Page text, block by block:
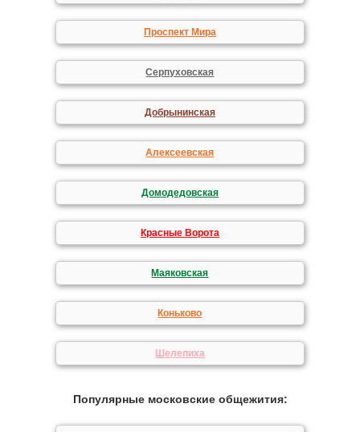
Проспект Мира
Серпуховская
Добрынинская
Алексеевская
Домодедовская
Красные Ворота
Маяковская
Коньково
Шелепиха
Популярные московские общежития: